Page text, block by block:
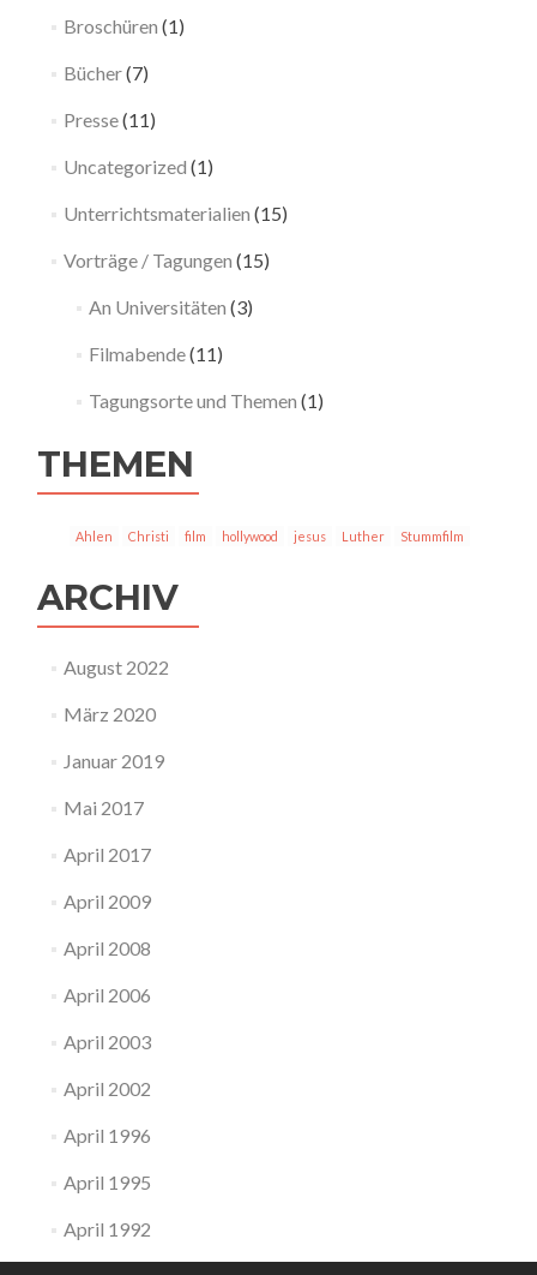
Broschüren (1)
Bücher(7)
Presse(11)
Uncategorized (1)
Unterrichtsmaterialien (15)
Vorträge / Tagungen (15)
An Universitäten (3)
Filmabende(11)
Tagungsorte und Themen (1)
THEMEN
Ahlen Christi film hollywood jesus Luther Stummfilm
ARCHIV
August 2022
März 2020
Januar 2019
Mai 2017
April 2017
April 2009
April 2008
April 2006
April 2003
April 2002
April 1996
April 1995
April 1992